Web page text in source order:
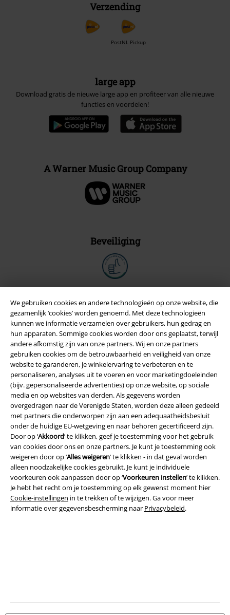
We gebruiken cookies en andere technologieën op onze website, die
gezamenlijk ‘cookies’ worden genoemd. Met deze technologieën
kunnen we informatie verzamelen over gebruikers, hun gedrag en
hun apparaten. Sommige cookies worden door ons geplaatst, terwijl
andere afkomstig zijn van onze partners. Wij en onze partners
gebruiken cookies om de betrouwbaarheid en veiligheid van onze
website te garanderen, je winkelervaring te verbeteren en te
personaliseren, analyses uit te voeren en voor marketingdoeleinden
(bijv. gepersonaliseerde advertenties) op onze website, op sociale
media en op websites van derden. Als gegevens worden
overgedragen naar de Verenigde Staten, worden deze alleen gedeeld
met partners die onderworpen zijn aan een adequaatheidsbesluit
onder de huidige EU-wetgeving en naar behoren gecertificeerd zijn.
Door op ‘Akkoord’ te klikken, geef je toestemming voor het gebruik
van cookies door ons en onze partners. Je kunt je toestemming ook
weigeren door op ‘Alles weigeren’ te klikken - in dat geval worden
alleen noodzakelijke cookies gebruikt. Je kunt je individuele
voorkeuren ook aanpassen door op ‘Voorkeuren instellen’ te klikken.
Je hebt het recht om je toestemming op elk gewenst moment hier
Cookie-instellingen in te trekken of te wijzigen. Ga voor meer
informatie over gegevensbescherming naar Privacybeleid.
Verzending
PostNL Pickup
large app
Download gratis de nieuwe large app en profiteer van alle nieuwe
functies en voordelen!
A Warner Music Group Company
Beveiliging
Legal
Algemene Voorwaarden
Bedrijfsgegevens
Privacyverklaring
Verklaring van conformiteit
Informatie over toegankelijkheid